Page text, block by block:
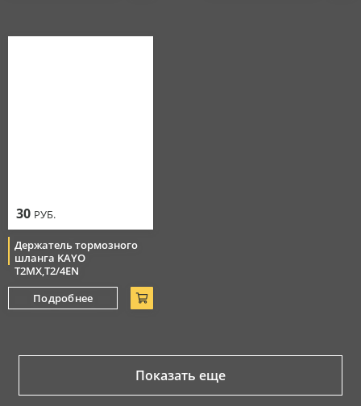
30 РУБ.
Держатель тормозного
шланга KAYO
T2MX,T2/4EN
Подробнее
Показать еще